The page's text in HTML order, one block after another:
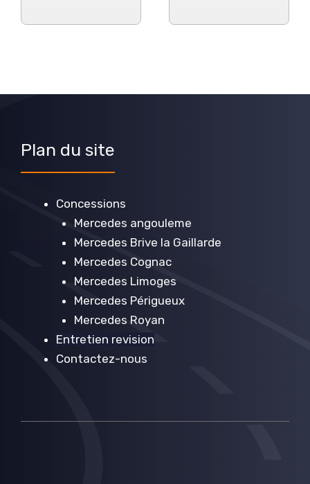
Plan du site
Concessions
Mercedes angouleme
Mercedes Brive la Gaillarde
Mercedes Cognac
Mercedes Limoges
Mercedes Périgueux
Mercedes Royan
Entretien revision
Contactez-nous